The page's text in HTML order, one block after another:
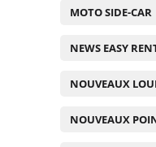
MOTO SIDE-CAR
NEWS EASY
NOUVEAUX
NOUVEAUX